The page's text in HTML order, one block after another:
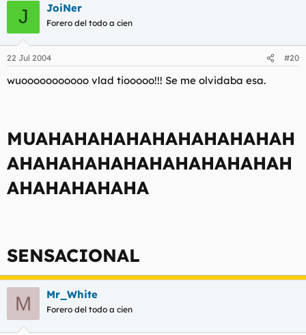
J JoiNer
Forero del todo a cien
22 Jul 2004 #20
wuooooooooooo vlad tiooooo!!! Se me olvidaba esa.
MUAHAHAHAHAHAHAHAHAHAH
AHAHAHAHAHAHAHAHAHAHAH
AHAHAHAHAHA
SENSACIONAL
M Mr_White
Forero del todo a cien